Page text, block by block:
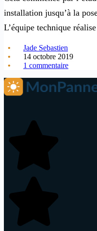
installation jusqu’à la
L’équipe technique
Jade Sebastien
14 octobre 2019
1 commentaire